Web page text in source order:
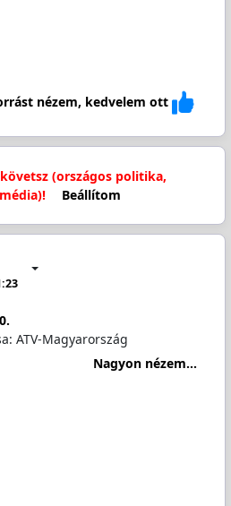
nézem, kedvelem ott
(országos politika,
Beállítom
ATV-Magyarország
Nagyon nézem...